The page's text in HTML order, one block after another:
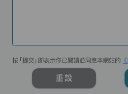
按「提交」即表示你已閱讀並同意本網站的
重設